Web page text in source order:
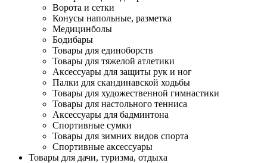
Ворота и сетки
Конусы напольные, разметка
Медицинболы
Бодибары
Товары для единоборств
Товары для тяжелой атлетики
Аксессуары для защиты рук и ног
Палки для скандинавской ходьбы
Товары для художественной гимнастики
Товары для настольного тенниса
Аксессуары для бадминтона
Спортивные сумки
Товары для зимних видов спорта
Спортивные аксессуары
Товары для дачи, туризма, отдыха